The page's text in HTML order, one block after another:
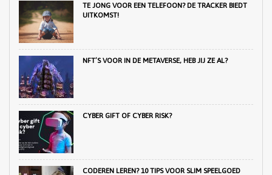
TE JONG VOOR EEN TELEFOON? DE TRACKER BIEDT
UITKOMST!
NFT’S VOOR IN DE METAVERSE, HEB JIJ ZE AL?
CYBER GIFT OF CYBER RISK?
CODEREN LEREN? 10 TIPS VOOR SLIM SPEELGOED